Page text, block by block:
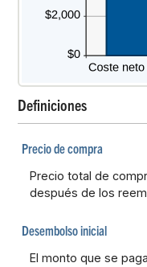
Definiciones
Precio de compra
Precio total de
después de los
Desembolso inicial
El monto que se